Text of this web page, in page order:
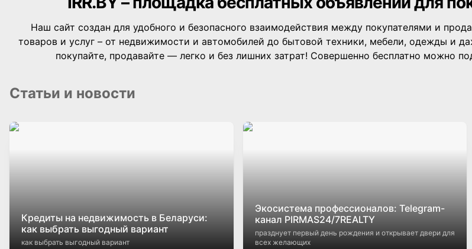
Наш сайт создан для удобного и безопасного взаимодействия между покупателями и
товаров и услуг – от недвижимости и автомобилей до бытовой техники, мебели, одежды и
покупайте, продавайте — легко и без лишних затрат! Совершенно бесплатно можно
Статьи и новости
Кредиты на недвижимость в Беларуси:
как выбрать выгодный вариант
как выбрать выгодный вариант
Экосистема профессионалов: Telegram-
канал PIRMAS24/7REALTY
празднует первый день рождения и открывает двери для
всех желающих